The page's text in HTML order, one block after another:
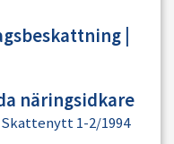
näringsidkare
Skattenytt 1-2/1994